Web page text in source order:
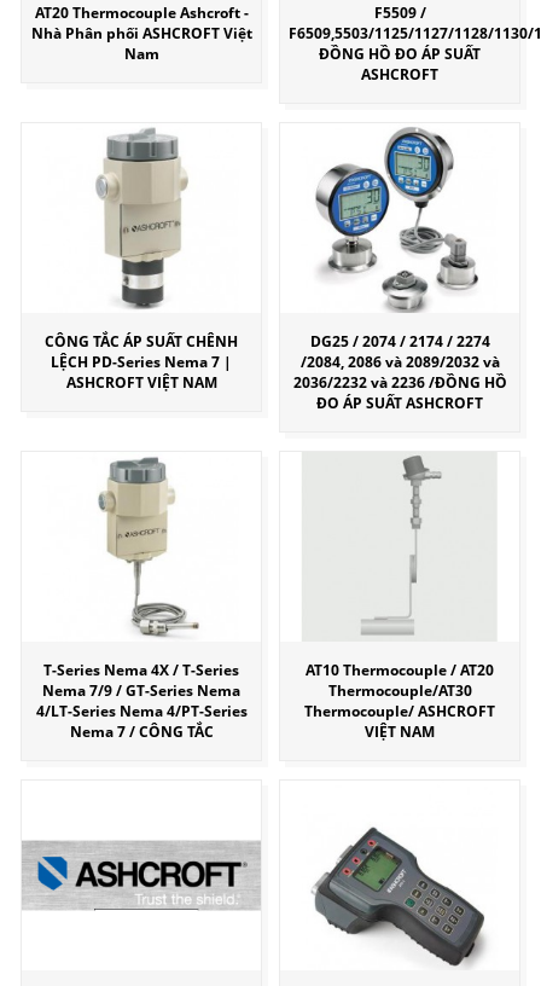
AT20 Thermocouple Ashcroft -
Nhà Phân phối ASHCROFT Việt
Nam
F5509 /
F6509,5503/1125/1127/1128/
ĐỒNG HỒ ĐO ÁP SUẤT
ASHCROFT
CÔNG TẮC ÁP SUẤT CHÊNH
LỆCH PD-Series Nema 7 |
ASHCROFT VIỆT NAM
DG25 / 2074 / 2174 / 2274
/2084, 2086 và 2089/2032 và
2036/2232 và 2236 /ĐỒNG HỒ
ĐO ÁP SUẤT ASHCROFT
T-Series Nema 4X / T-Series
Nema 7/9 / GT-Series Nema
4/LT-Series Nema 4/PT-Series
Nema 7 / CÔNG TẮC
AT10 Thermocouple / AT20
Thermocouple/AT30
Thermocouple/ ASHCROFT
VIỆT NAM